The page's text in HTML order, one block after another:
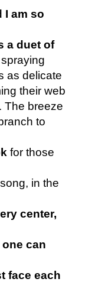
I am so
a duet of
as delicate
their web
The breeze
to
for those
in the
center,
can
face each